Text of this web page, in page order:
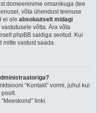
domeeninime omanikuga (tee
võta ühendust teenuse
ei ole absoluutselt midagi
võtta. Ära võta
phpBB saidiga seotud. Kui
mitte vastust saada.
“Kontakt” vormi, juhul kui
poolt.
linki.